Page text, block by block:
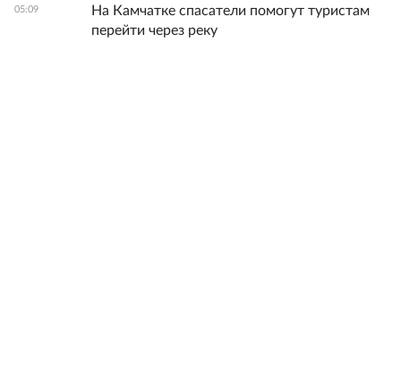
05:09
На Камчатке спасатели помогут туристам
перейти через реку